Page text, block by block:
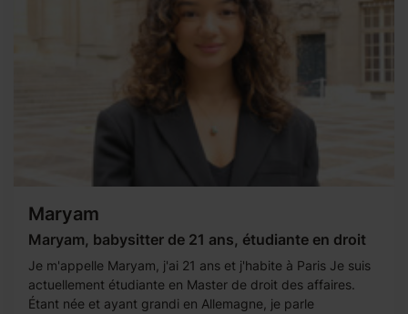
Maryam
Maryam, babysitter de 21 ans, étudiante en droit
Je m'appelle Maryam, j'ai 21 ans et j'habite à Paris Je suis
actuellement étudiante en Master de droit des affaires.
Étant née et ayant grandi en Allemagne, je parle